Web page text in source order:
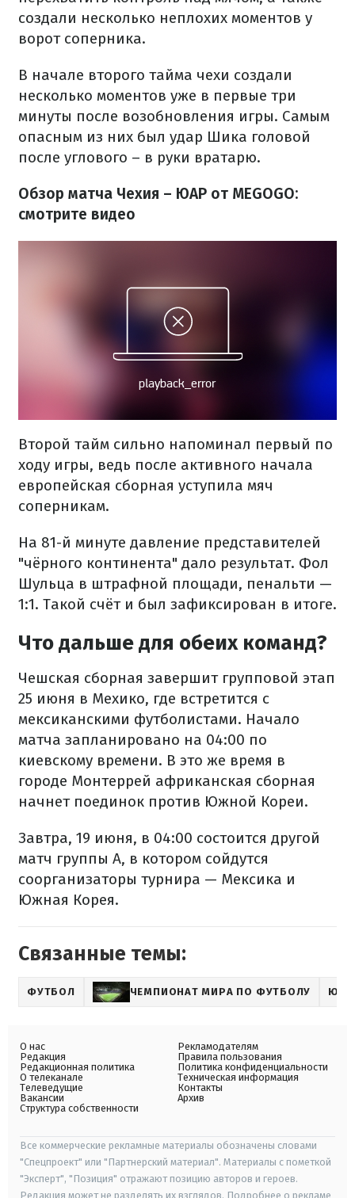
создали несколько неплохих моментов у
ворот соперника.
В начале второго тайма чехи создали
несколько моментов уже в первые три
минуты после возобновления игры. Самым
опасным из них был удар Шика головой
после углового – в руки вратарю.
Обзор матча Чехия – ЮАР от MEGOGO:
смотрите видео
Второй тайм сильно напоминал первый по
ходу игры, ведь после активного начала
европейская сборная уступила мяч
соперникам.
На 81-й минуте давление представителей
"чёрного континента" дало результат. Фол
Шульца в штрафной площади, пенальти —
1:1. Такой счёт и был зафиксирован в итоге.
Что дальше для обеих команд?
Чешская сборная завершит групповой этап
25 июня в Мехико, где встретится с
мексиканскими футболистами. Начало
матча запланировано на 04:00 по
киевскому времени. В это же время в
городе Монтеррей африканская сборная
начнет поединок против Южной Кореи.
Завтра, 19 июня, в 04:00 состоится другой
матч группы А, в котором сойдутся
соорганизаторы турнира — Мексика и
Южная Корея.
Связанные темы:
ФУТБОЛ ЧЕМПИОНАТ МИРА ПО ФУТБОЛУ ЮАР
О нас
Редакция
Редакционная политика
О телеканале
Телеведущие
Вакансии
Структура собственности
Рекламодателям
Правила пользования
Политика конфиденциальности
Техническая информация
Контакты
Архив
Все коммерческие рекламные материалы обозначены словами
"Спецпроект" или "Партнерский материал". Материалы с пометкой
"Эксперт", "Позиция" отражают позицию авторов и героев.
Редакция может не разделять их взглядов. Подробнее о рекламе